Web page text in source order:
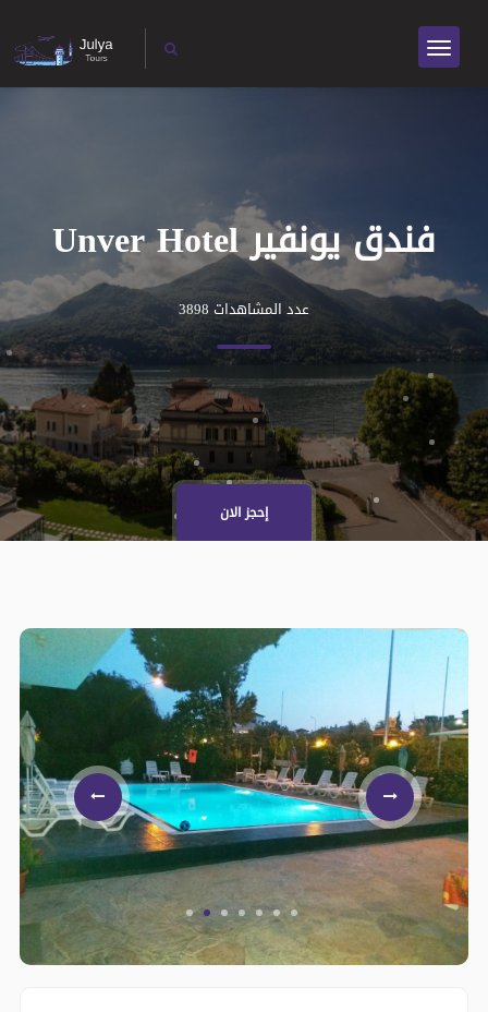
فندق يونفير Unver Hotel
عدد المشاهدات 3898
إحجز الان